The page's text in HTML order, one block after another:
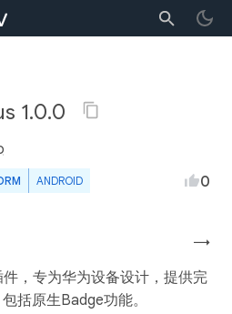
1.0.0
ANDROID 0
→
，专为华为设备设计，提供完
括原生Badge功能。